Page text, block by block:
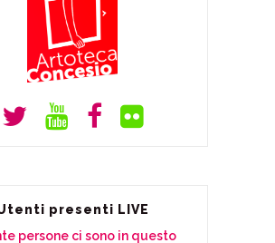
presenti LIVE
persone ci sono in questo